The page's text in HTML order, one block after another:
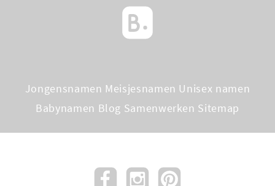
Jongensnamen Meisjesnamen Unisex namen
Babynamen Blog Samenwerken Sitemap